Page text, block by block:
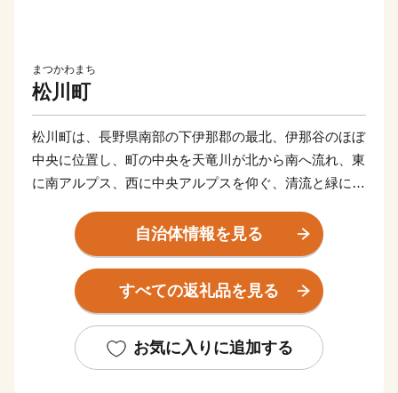
まつかわまち
松川町
松川町は、長野県南部の下伊那郡の最北、伊那谷のほぼ
中央に位置し、町の中央を天竜川が北から南へ流れ、東
に南アルプス、西に中央アルプスを仰ぐ、清流と緑に恵
水はけが良く、日当たりも良好なうえ、昼夜の寒暖差が
あり、日照時間が多いという南信州特有の気候に恵まれ
ている当地では、果樹栽培が盛んに行われ、平成27年に
は果樹栽培100周年を迎えました。
まるで水彩画のように端麗で素朴な、此処にしかない景
観を四季折々に作り出しています。
自治体情報を見る
すべての返礼品を見る
お気に入りに追加する